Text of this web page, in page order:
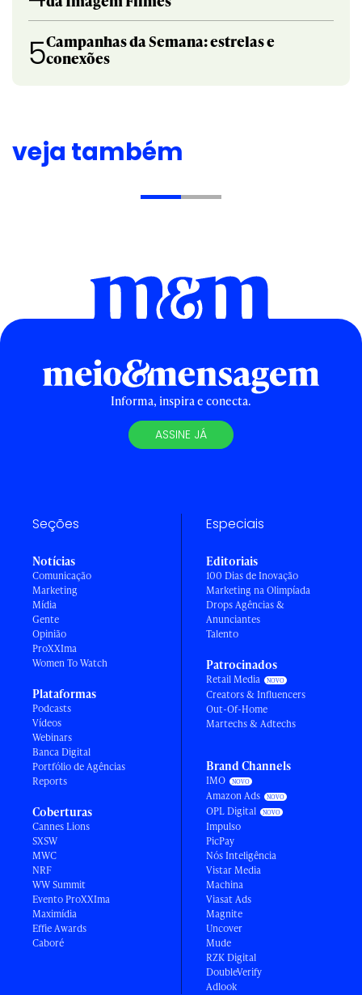
5Campanhas da Semana: estrelas e
conexões
veja também
Informa, inspira e conecta.
ASSINE JÁ
Seções
Notícias
Comunicação
Marketing
Mídia
Gente
Opinião
ProXXIma
Women To Watch
Plataformas
Podcasts
Vídeos
Webinars
Banca Digital
Portfólio de Agências
Reports
Coberturas
Cannes Lions
SXSW
MWC
NRF
WW Summit
Evento ProXXIma
Maximídia
Effie Awards
Caboré
Especiais
Editoriais
100 Dias de Inovação
Marketing na Olimpíada
Drops Agências &
Anunciantes
Talento
Patrocinados
Retail Media
Creators & Influencers
Out-Of-Home
Martechs & Adtechs
Brand Channels
IMO
Amazon Ads
OPL Digital
Impulso
PicPay
Nós Inteligência
Vistar Media
Machina
Viasat Ads
Magnite
Uncover
Mude
RZK Digital
DoubleVerify
Adlook